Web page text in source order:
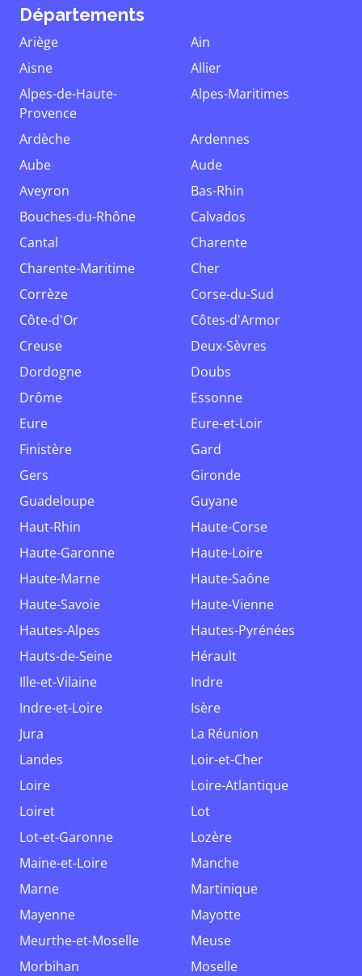
Départements
Ariège
Ain
Aisne
Allier
Alpes-de-Haute-
Provence
Alpes-Maritimes
Ardèche
Ardennes
Aube
Aude
Aveyron
Bas-Rhin
Bouches-du-Rhône
Calvados
Cantal
Charente
Charente-Maritime
Cher
Corrèze
Corse-du-Sud
Côte-d'Or
Côtes-d'Armor
Creuse
Deux-Sèvres
Dordogne
Doubs
Drôme
Essonne
Eure
Eure-et-Loir
Finistère
Gard
Gers
Gironde
Guadeloupe
Guyane
Haut-Rhin
Haute-Corse
Haute-Garonne
Haute-Loire
Haute-Marne
Haute-Saône
Haute-Savoie
Haute-Vienne
Hautes-Alpes
Hautes-Pyrénées
Hauts-de-Seine
Hérault
Ille-et-Vilaine
Indre
Indre-et-Loire
Isère
Jura
La Réunion
Landes
Loir-et-Cher
Loire
Loire-Atlantique
Loiret
Lot
Lot-et-Garonne
Lozère
Maine-et-Loire
Manche
Marne
Martinique
Mayenne
Mayotte
Meurthe-et-Moselle
Meuse
Morbihan
Moselle